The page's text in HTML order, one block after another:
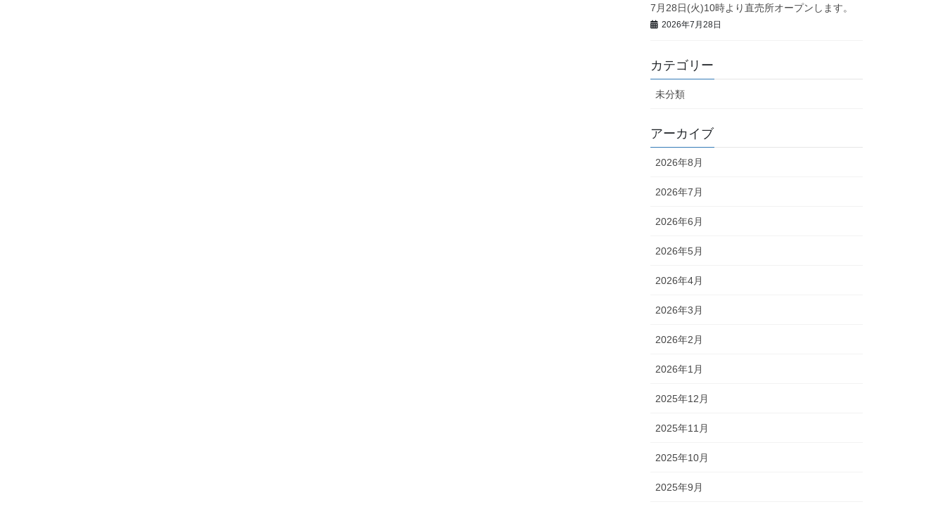
7月28日(火)10時より直売所オープンします。
2026年7月28日
カテゴリー
未分類
アーカイブ
2026年8月
2026年7月
2026年6月
2026年5月
2026年4月
2026年3月
2026年2月
2026年1月
2025年12月
2025年11月
2025年10月
2025年9月